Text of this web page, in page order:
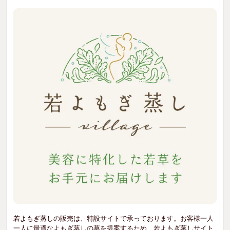
若よもぎ蒸しの販売は、特設サイトで承っております。お客様一人
一人に最適なよもぎ蒸しの草を提案するため、若よもぎ蒸しサイト